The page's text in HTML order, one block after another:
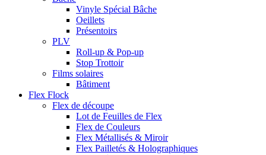
Vinyle Spécial Bâche
Oeillets
Présentoirs
PLV
Roll-up & Pop-up
Stop Trottoir
Films solaires
Bâtiment
Flex Flock
Flex de découpe
Lot de Feuilles de Flex
Flex de Couleurs
Flex Métallisés & Miroir
Flex Pailletés & Holographiques